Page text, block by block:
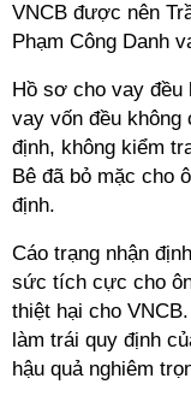
VNCB được nên
Phạm Công Danh
Hồ sơ cho vay
vay vốn đều không
định, không kiểm
Bê đã bỏ mặc cho
định.
Cáo trạng nhận
sức tích cực cho
thiệt hại cho
làm trái quy định
hậu quả nghiêm